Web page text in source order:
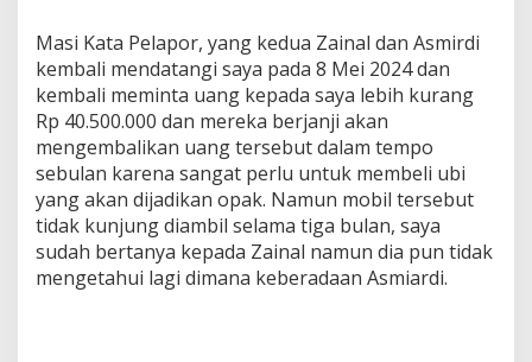
Masi Kata Pelapor, yang kedua Zainal dan Asmirdi
kembali mendatangi saya pada 8 Mei 2024 dan
kembali meminta uang kepada saya lebih kurang
Rp 40.500.000 dan mereka berjanji akan
mengembalikan uang tersebut dalam tempo
sebulan karena sangat perlu untuk membeli ubi
yang akan dijadikan opak. Namun mobil tersebut
tidak kunjung diambil selama tiga bulan, saya
sudah bertanya kepada Zainal namun dia pun tidak
mengetahui lagi dimana keberadaan Asmiardi.